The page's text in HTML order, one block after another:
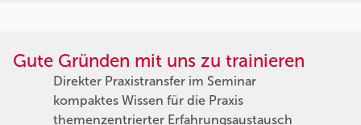
Gute Gründen mit uns zu trainieren
Direkter Praxistransfer im Seminar
kompaktes Wissen für die Praxis
themenzentrierter Erfahrungsaustausch